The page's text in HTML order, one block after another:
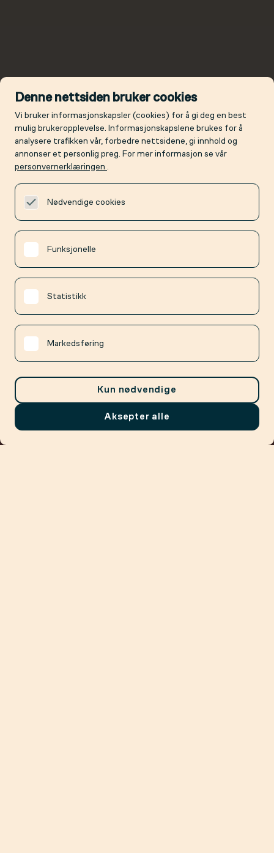
Meny
Denne nettsiden bruker cookies
Vi bruker informasjonskapsler (cookies) for å gi deg en best
mulig brukeropplevelse. Informasjonskapslene brukes for å
analysere trafikken vår, forbedre nettsidene, gi innhold og
annonser et personlig preg. For mer informasjon se vår
personvernerklæringen .
Nødvendige cookies
Funksjonelle
Statistikk
Markedsføring
Kun nødvendige
Aksepter alle